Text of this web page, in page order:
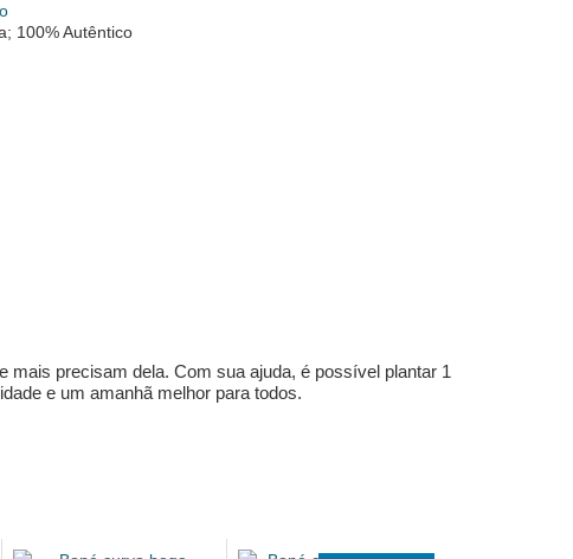
100% Autêntico
mais precisam dela. Com sua ajuda, é possível plantar 1
e um amanhã melhor para todos.